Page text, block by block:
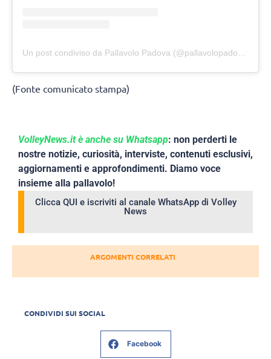
(Fonte comunicato stampa)
VolleyNews.it è anche su Whatsapp: non perderti le
nostre notizie, curiosità, interviste, contenuti esclusivi,
aggiornamenti e approfondimenti. Diamo voce
insieme alla pallavolo!
Clicca QUI e iscriviti al canale WhatsApp di Volley
News
ARGOMENTI CORRELATI
CONDIVIDI SUI SOCIAL
Facebook